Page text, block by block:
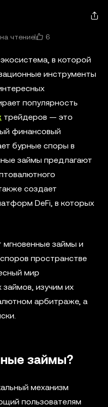
чтение 6
в которой
инструменты
популярность
трейдеров — это
финансовый
бурные споры в
займы предлагают
создает
DeFi, в которых
мгновенные займы и
пространстве
мир
изучим их
арбитраже, а
займы?
механизм
пользователям